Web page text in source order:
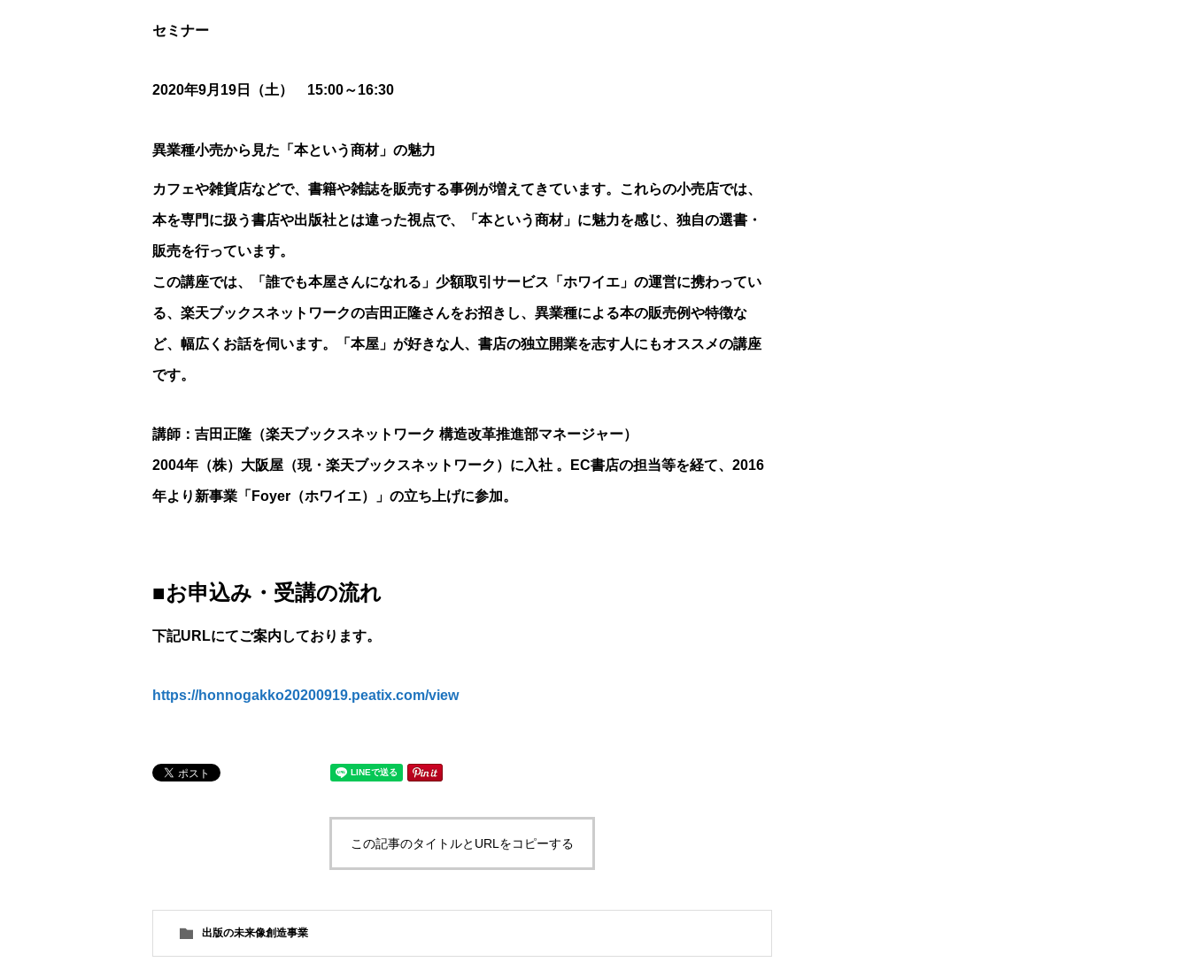
セミナー
2020年9月19日（土） 15:00～16:30
異業種小売から見た「本という商材」の魅力
カフェや雑貨店などで、書籍や雑誌を販売する事例が増えてきています。これらの小売店では、
本を専門に扱う書店や出版社とは違った視点で、「本という商材」に魅力を感じ、独自の選書・
販売を行っています。
この講座では、「誰でも本屋さんになれる」少額取引サービス「ホワイエ」の運営に携わってい
る、楽天ブックスネットワークの吉田正隆さんをお招きし、異業種による本の販売例や特徴な
ど、幅広くお話を伺います。「本屋」が好きな人、書店の独立開業を志す人にもオススメの講座
です。
講師：吉田正隆（楽天ブックスネットワーク 構造改革推進部マネージャー）
2004年（株）大阪屋（現・楽天ブックスネットワーク）に入社 。EC書店の担当等を経て、2016
年より新事業「Foyer（ホワイエ）」の立ち上げに参加。
■お申込み・受講の流れ
下記URLにてご案内しております。
https://honnogakko20200919.peatix.com/view
この記事のタイトルとURLをコピーする
出版の未来像創造事業